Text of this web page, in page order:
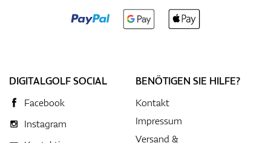
DIGITALGOLF SOCIAL
Facebook
Instagram
BENÖTIGEN SIE HILFE?
Kontakt
Impressum
Versand &